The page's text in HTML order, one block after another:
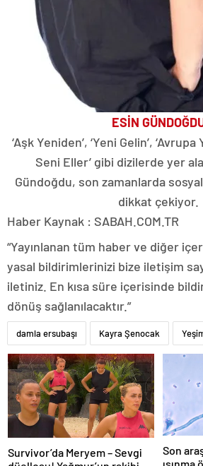
ESİN
‘Aşk Yeniden’, ‘Yeni Gelin’, ‘Avrupa
Seni Eller’ gibi dizilerde yer
Gündoğdu, son zamanlarda
dikkat çekiyor.
Haber Kaynak : SABAH.COM.TR
“Yayınlanan tüm haber ve diğer
yasal bildirimlerinizi bize iletişim
iletiniz. En kısa süre içerisinde
dönüş sağlanılacaktır.”
damla ersubaşı Kayra Şenocak
Survivor’da Meryem – Sevgi
Son